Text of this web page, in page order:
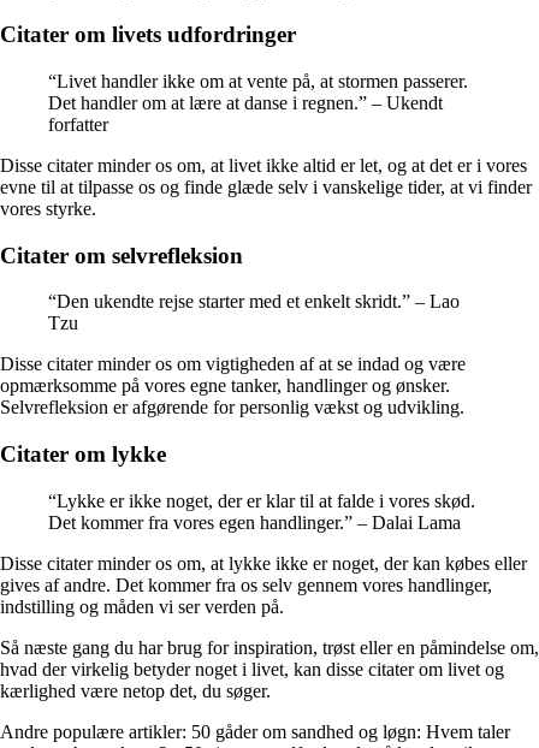
Citater om livets udfordringer
“Livet handler ikke om at vente på, at stormen passerer.
Det handler om at lære at danse i regnen.” – Ukendt
forfatter
Disse citater minder os om, at livet ikke altid er let, og at det er i vores
evne til at tilpasse os og finde glæde selv i vanskelige tider, at vi finder
vores styrke.
Citater om selvrefleksion
“Den ukendte rejse starter med et enkelt skridt.” – Lao
Tzu
Disse citater minder os om vigtigheden af at se indad og være
opmærksomme på vores egne tanker, handlinger og ønsker.
Selvrefleksion er afgørende for personlig vækst og udvikling.
Citater om lykke
“Lykke er ikke noget, der er klar til at falde i vores skød.
Det kommer fra vores egen handlinger.” – Dalai Lama
Disse citater minder os om, at lykke ikke er noget, der kan købes eller
gives af andre. Det kommer fra os selv gennem vores handlinger,
indstilling og måden vi ser verden på.
Så næste gang du har brug for inspiration, trøst eller en påmindelse om,
hvad der virkelig betyder noget i livet, kan disse citater om livet og
kærlighed være netop det, du søger.
Andre populære artikler: 50 gåder om sandhed og løgn: Hvem taler